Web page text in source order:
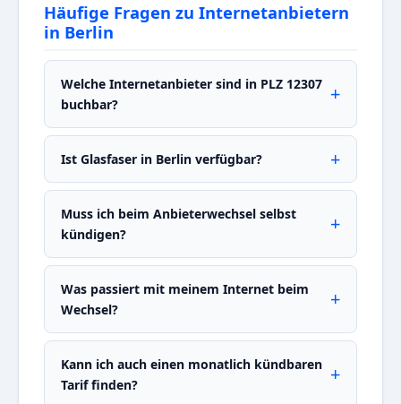
Häufige Fragen zu Internetanbietern
in Berlin
Welche Internetanbieter sind in PLZ 12307
buchbar?
Ist Glasfaser in Berlin verfügbar?
Muss ich beim Anbieterwechsel selbst
kündigen?
Was passiert mit meinem Internet beim
Wechsel?
Kann ich auch einen monatlich kündbaren
Tarif finden?